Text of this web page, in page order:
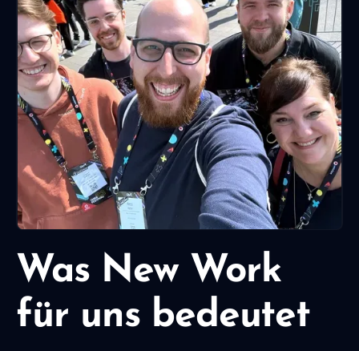
Was New Work
für uns bedeutet